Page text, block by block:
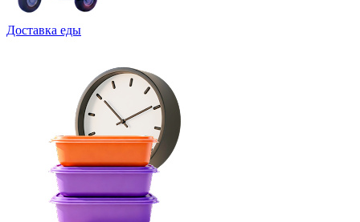
Доставка еды